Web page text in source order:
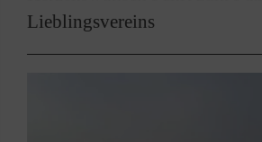
Lieblingsvereins